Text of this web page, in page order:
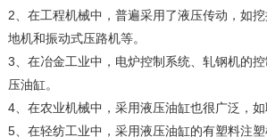
2、在工程机械中，普遍采用了液压传动，如
地机和振动式压路机等。
3、在冶金工业中，电炉控制系统、轧钢机的
压油缸。
4、在农业机械中，采用液压油缸也很广泛，如
5、在轻纺工业中，采用液压油缸的有塑料注